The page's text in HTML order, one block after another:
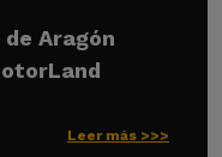
Aragón
Leer más >>>